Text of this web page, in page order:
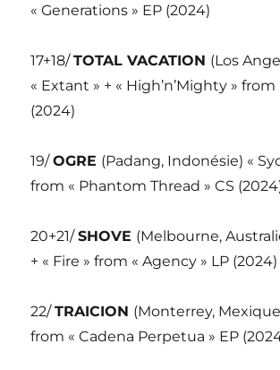
« Generations » EP (2024)
17+18/TOTAL VACATION (Los
« Extant » + « High’n’Mighty » from
(2024)
19/OGRE (Padang, Indonésie) «
from « Phantom Thread » CS
20+21/SHOVE (Melbourne,
+ « Fire » from « Agency » LP (2024)
22/TRAICION (Monterrey,
from « Cadena Perpetua » EP